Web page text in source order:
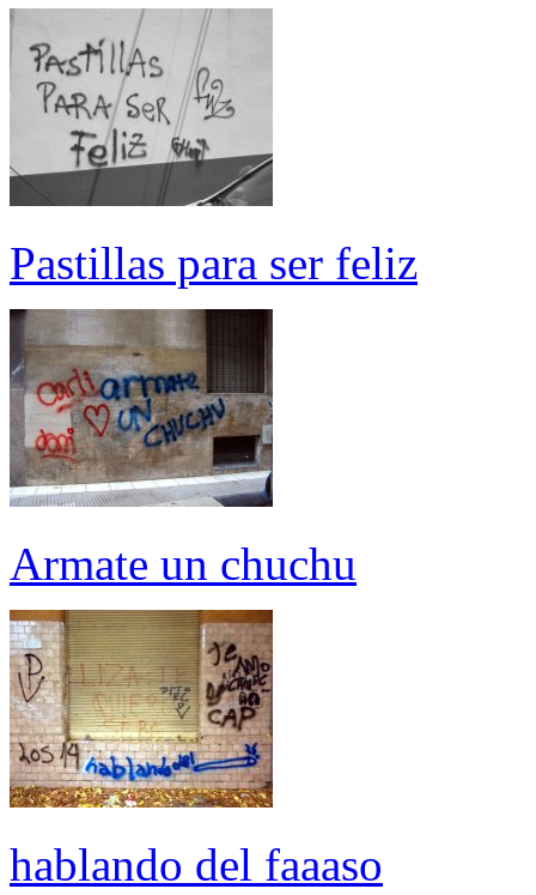
Pastillas para ser feliz
Armate un chuchu
hablando del faaaso